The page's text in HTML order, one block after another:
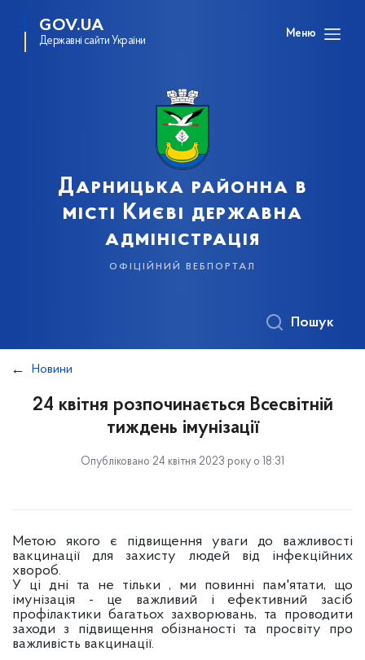
GOV.UA
Державні сайти України
Меню
Дарницька районна в
місті Києві державна
адміністрація
офіційний вебпортал
Пошук
Новини
24 квітня розпочинається Всесвітній
тиждень імунізації
Опубліковано 24 квітня 2023 року о 18:31
Метою якого є підвищення уваги до важливості
вакцинації для захисту людей від інфекційних
хвороб.
У ці дні та не тільки , ми повинні пам'ятати, що
імунізація - це важливий і ефективний засіб
профілактики багатьох захворювань, та проводити
заходи з підвищення обізнаності та просвіту про
важливість вакцинації.